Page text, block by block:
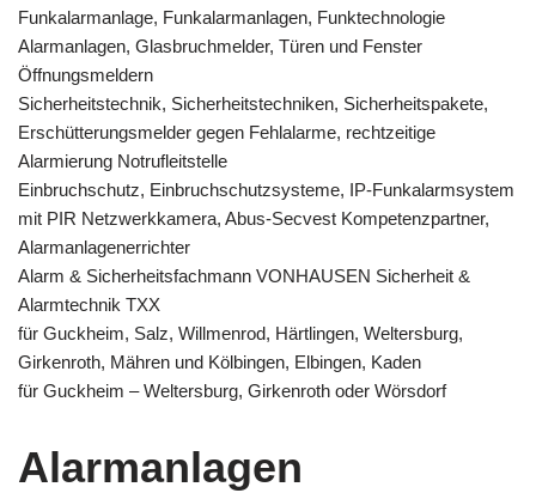
Funkalarmanlage, Funkalarmanlagen, Funktechnologie
Alarmanlagen, Glasbruchmelder, Türen und Fenster
Öffnungsmeldern
Sicherheitstechnik, Sicherheitstechniken, Sicherheitspakete,
Erschütterungsmelder gegen Fehlalarme, rechtzeitige
Alarmierung Notrufleitstelle
Einbruchschutz, Einbruchschutzsysteme, IP-Funkalarmsystem
mit PIR Netzwerkkamera, Abus-Secvest Kompetenzpartner,
Alarmanlagenerrichter
Alarm & Sicherheitsfachmann VONHAUSEN Sicherheit &
Alarmtechnik TXX
für Guckheim, Salz, Willmenrod, Härtlingen, Weltersburg,
Girkenroth, Mähren und Kölbingen, Elbingen, Kaden
für Guckheim – Weltersburg, Girkenroth oder Wörsdorf
Alarmanlagen